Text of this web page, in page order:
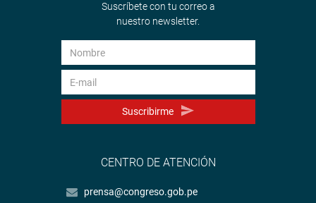
Suscríbete con tu correo a
nuestro newsletter.
Suscribirme
CENTRO DE ATENCIÓN
prensa@congreso.gob.pe